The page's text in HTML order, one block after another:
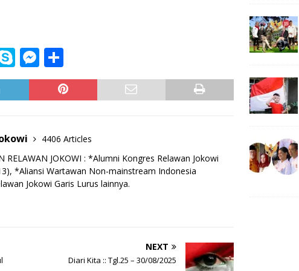
S
k
y
e
M
e
ss
n
g
e
r
h
ar
4406 Articles
RELAWAN JOKOWI : *Alumni Kongres Relawan Jokowi
*Aliansi Wartawan Non-mainstream Indonesia
Jokowi Garis Lurus lainnya.
NEXT
Diari Kita :: Tgl.25 – 30/08/2025